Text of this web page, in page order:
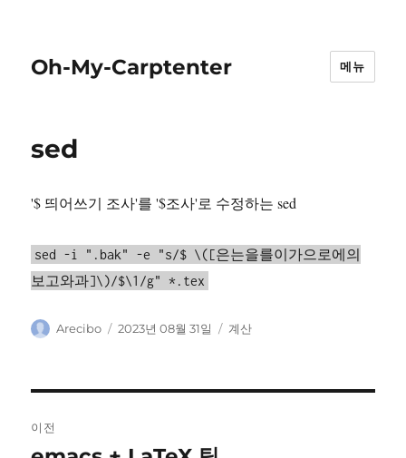
Oh-My-Carptenter 메뉴
sed
'$ 띄어쓰기 조사'를 '$조사'로 수정하는 sed
sed -i ".bak" -e "s/$ \([은는을를이가으로에의
보고와과]\)/$\1/g" *.tex
글
Arecibo
작
2023년 08월 31일
카
계산
탐
이전